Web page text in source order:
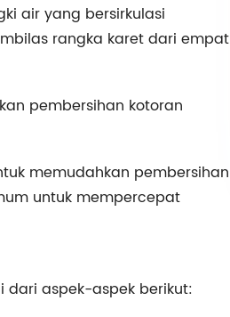
air yang bersirkulasi
rangka karet dari empat
pembersihan kotoran
memudahkan pembersihan
untuk mempercepat
aspek-aspek berikut: